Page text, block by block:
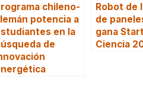
chileno-
potencia a
en la
de
Robot de
de
gana
Ciencia